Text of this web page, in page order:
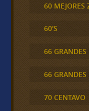
60 MEJORES
60'S
66 GRANDES
66
70 CENTAVO